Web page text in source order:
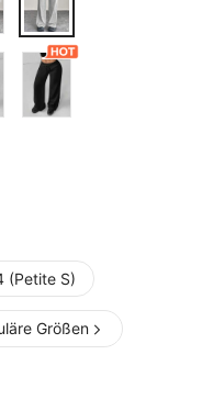
(Petite S)
Größen